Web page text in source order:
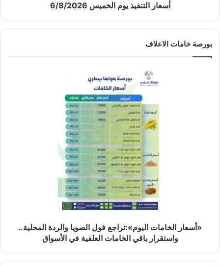
أسعار التنفيذ يوم الخميس 6/8/2026
بورصة خامات الاعلاف
«أسعار الخامات اليوم»:تراجع فول الصويا والردة المحلية..
واستقرار باقي الخامات العلفية في الأسواق